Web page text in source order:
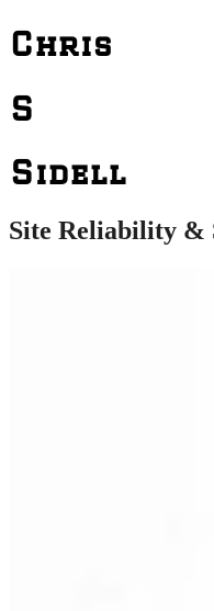
Chris
S
Sidell
Site Reliability &